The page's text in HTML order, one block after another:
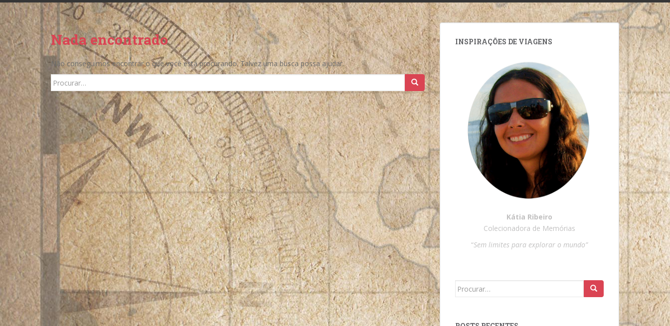
Nada encontrado
Não conseguimos encontrar o que você está procurando. Talvez uma busca possa ajudar.
Search
for:
INSPIRAÇÕES DE VIAGENS
Kátia Ribeiro
Colecionadora de Memórias
“Sem limites para explorar o mundo”
Search